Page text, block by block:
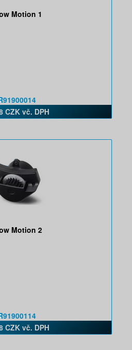
Motion 1
CZK vč. DPH
Motion 2
CZK vč. DPH